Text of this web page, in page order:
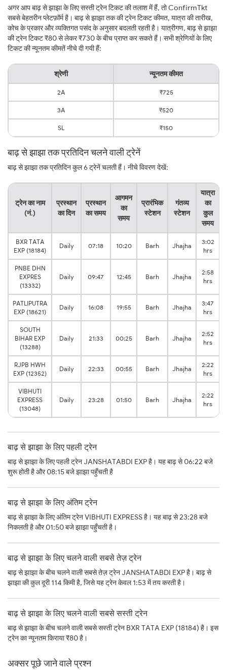
अगर आप बाढ़ से झाझा के लिए सस्ती ट्रेन टिकट की तलाश में हैं, तो ConfirmTkt
सबसे बेहतरीन प्लेटफ़ॉर्म है। बाढ़ से झाझा तक की ट्रेन टिकट कीमत, यात्रा की तारीख,
कोच के प्रकार और व्यक्तिगत पसंद के अनुसार बदलती रहती है। यात्रीगण, बाढ़ से झाझा
की ट्रेन टिकट ₹80 से लेकर ₹730 के बीच प्राप्त कर सकते हैं। सभी श्रेणियों के लिए
टिकट की न्यूनतम कीमतें नीचे दी गयी हैं:
श्रेणी न्यूनतम कीमत
2A ₹725
3A ₹520
SL ₹150
बाढ़ से झाझा तक प्रतिदिन चलने वाली ट्रेनें
बाढ़ से झाझा तक प्रतिदिन कुल 6 ट्रेनें चलती हैं। नीचे विवरण देखें:
ट्रेन का नाम
(नं.)
प्रस्थान
का दिन
प्रस्थान
का समय
आगमन
का
समय
प्रारंभिक
स्टेशन
गंतव्य
स्टेशन
यात्रा
का
कुल
समय
BXR TATA
EXP (18184)
Daily 07:18 10:20 Barh Jhajha
3:02
hrs
PNBE DHN
EXPRES
(13332)
Daily 09:47 12:45 Barh Jhajha
2:58
hrs
PATLIPUTRA
EXP (18621)
Daily 16:08 19:55 Barh Jhajha
3:47
hrs
SOUTH
BIHAR EXP
(13288)
Daily 21:33 00:25 Barh Jhajha
2:52
hrs
RJPB HWH
EXP (12352)
Daily 22:33 00:55 Barh Jhajha
2:22
hrs
VIBHUTI
EXPRESS
(13048)
Daily 23:28 01:50 Barh Jhajha
2:22
hrs
बाढ़ से झाझा के लिए पहली ट्रेन
बाढ़ से झाझा के लिए पहली ट्रेन JANSHATABDI EXP है। यह बाढ़ से 06:22 बजे
शुरू होती है और 08:15 बजे झाझा पहुँचती है
बाढ़ से झाझा के लिए अंतिम ट्रेन
बाढ़ से झाझा के लिए अंतिम ट्रेन VIBHUTI EXPRESS है। यह बाढ़ से 23:28 बजे
निकलती है और 01:50 बजे झाझा पहुँचती है।
बाढ़ से झाझा के लिए चलने वाली सबसे तेज़ ट्रेन
बाढ़ से झाझा के बीच चलने वाली सबसे तेज़ ट्रेन JANSHATABDI EXP है। बाढ़ से
झाझा की कुल दूरी 114 किमी है, जिसे यह ट्रेन केवल 1:53 में तय करती है।
बाढ़ से झाझा के लिए चलने वाली सबसे सस्ती ट्रेन
बाढ़ से झाझा के बीच चलने वाली सबसे सस्ती ट्रेन BXR TATA EXP (18184) है। इस
ट्रेन का न्यूनतम किराया ₹80 है।
अक्सर पूछे जाने वाले प्रश्न